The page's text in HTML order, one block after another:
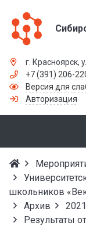
г. Красноярск,
+7 (391) 206-
Версия для
Авторизация
школьников
Архив
Результаты